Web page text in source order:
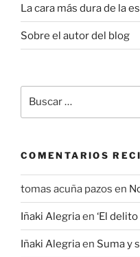
La cara más dura de la
Sobre el autor del blog
por:
COMENTARIOS
tomas acuña pazos en
Iñaki Alegriaen ‘El
Iñaki Alegriaen Suma y